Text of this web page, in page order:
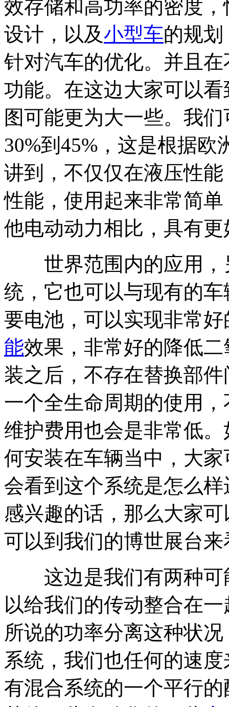
效存储和高功率的密度
设计，以及小型车的规
针对汽车的优化。并且
功能。在这边大家可以
图可能更为大一些。我
30%到45%，这是根据欧
讲到，不仅仅在液压性
性能，使用起来非常简
他电动动力相比，具有
世界范围内的应用，
统，它也可以与现有的
要电池，可以实现非常
能效果，非常好的降低
装之后，不存在替换部
一个全生命周期的使用
维护费用也会是非常低
何安装在车辆当中，大
会看到这个系统是怎么
感兴趣的话，那么大家
可以到我们的博世展台
这边是我们有两种可
以给我们的传动整合在
所说的功率分离这种状
系统，我们也任何的速
有混合系统的一个平行